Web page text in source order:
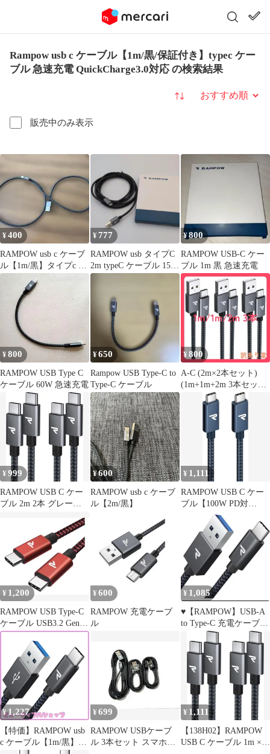
Rampow usb c ケーブル【1m/黒/保証付き】typec ケー
ブル 急速充電 QuickCharge3.0対応 の検索結果
販売中のみ表示
並び替え
¥400
RAMPOW usb c ケーブ
ル【1m/黒】タイプc ケ
ーブル 急速充電
¥ 777
RAMPOW usb タイプC
2m typeC ケーブル 15W
急速充電
¥800
RAMPOW USB-C ケー
ブル 1m 黒 急速充電
¥800
RAMPOW USB Type C
ケーブル 60W 急速充電
¥650
Rampow USB Type-C to
Type-C ケーブル
¥ 800
A-C (2m×2本セット)
(1m+1m+2m 3本セット)
RAMPOW usb c ケーブ
ル タイプc ケーブル
QC3.0対応高速充電 デ
ータ転送USB2.0規格
¥ 999
RAMPOW USB C ケー
ブル 2m 2本 グレー
¥600
RAMPOW usb c ケーブ
ル【2m/黒】
¥ 1,111
RAMPOW USB C ケー
ブル【100W PD対
応/USB 3.2 ...
¥ 1,200
RAMPOW USB Type-C
ケーブル USB3.2 Gen2
1m c
¥ 600
RAMPOW 充電ケーブ
ル
¥ 1,085
♥️【RAMPOW】USB-A
to Type-C 充電ケーブル
1mナイロン編み
¥1,227
【特価】RAMPOW usb
c ケーブル【1m/黒】
¥699
RAMPOW USBケーブ
ル 3本セット スマホ充
¥ 1,111
【138H02】RAMPOW
USB C ケーブル 1m × 2